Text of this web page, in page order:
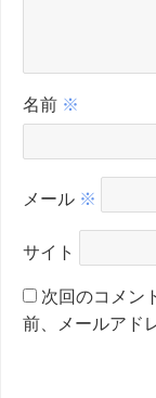
名前 ※
メール ※
サイト
次回のコメン
前、メールアド